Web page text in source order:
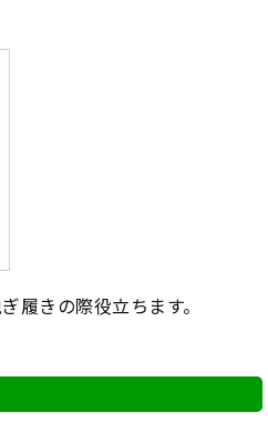
履きの際役立ちます。